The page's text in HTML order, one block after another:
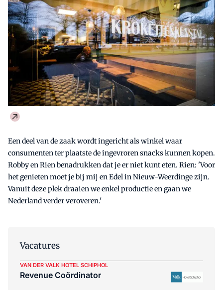
Een deel van de zaak wordt ingericht als winkel waar
consumenten ter plaatste de ingevroren snacks kunnen kopen.
Robby en Rien benadrukken dat je er niet kunt eten. Rien: 'Voor
het genieten moet je bij mij en Edel in Nieuw-Weerdinge zijn.
Vanuit deze plek draaien we enkel productie en gaan we
Nederland verder veroveren.'
Vacatures
VAN DER VALK HOTEL SCHIPHOL
Revenue Coördinator